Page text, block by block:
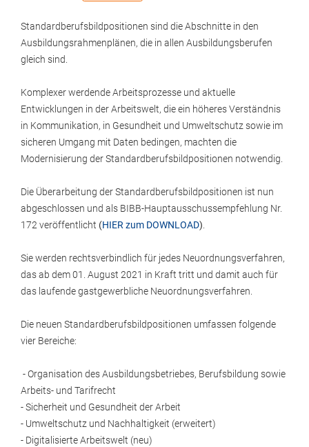
Standardberufsbildpositionen sind die Abschnitte in den
Ausbildungsrahmenplänen, die in allen Ausbildungsberufen
gleich sind.
Komplexer werdende Arbeitsprozesse und aktuelle
Entwicklungen in der Arbeitswelt, die ein höheres Verständnis
in Kommunikation, in Gesundheit und Umweltschutz sowie im
sicheren Umgang mit Daten bedingen, machten die
Modernisierung der Standardberufsbildpositionen notwendig.
Die Überarbeitung der Standardberufsbildpositionen ist nun
abgeschlossen und als BIBB-Hauptausschussempfehlung Nr.
172 veröffentlicht (HIER zum DOWNLOAD)
Sie werden rechtsverbindlich für jedes Neuordnungsverfahren,
das ab dem 01. August 2021 in Kraft tritt und damit auch für
das laufende gastgewerbliche Neuordnungsverfahren.
Die neuen Standardberufsbildpositionen umfassen folgende
vier Bereiche:
- Organisation des Ausbildungsbetriebes, Berufsbildung sowie
Arbeits- und Tarifrecht
- Sicherheit und Gesundheit der Arbeit
- Umweltschutz und Nachhaltigkeit (erweitert)
- Digitalisierte Arbeitswelt (neu)